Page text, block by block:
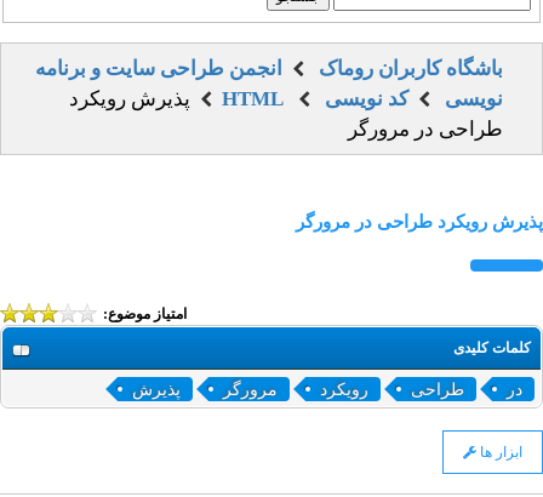
باشگاه کاربران روماک
انجمن طراحی سایت و برنامه
نویسی
کد نویسی HTML
پذیرش رویکرد
طراحی در مرورگر
پذیرش رویکرد طراحی در مرورگر
امتیاز موضوع:
کلمات کلیدی
در طراحی رویکرد مرورگر پذیرش
ابزار ها